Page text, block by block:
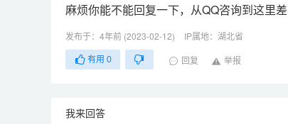
麻烦你能不能回复一下，从QQ咨询到这里
发布于：4年前 (2023-02-12) IP属地：湖北省
有用 0 回复 举报
我来回答